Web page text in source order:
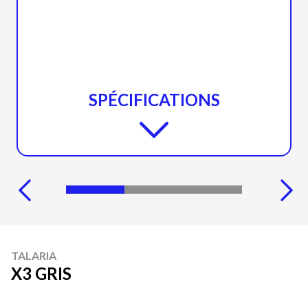
SPÉCIFICATIONS
TALARIA
X3 GRIS